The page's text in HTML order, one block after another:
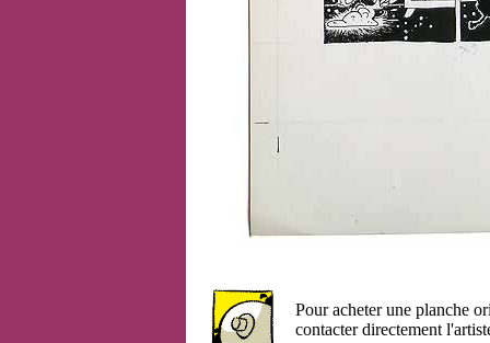
Pour acheter une planche
contacter directement